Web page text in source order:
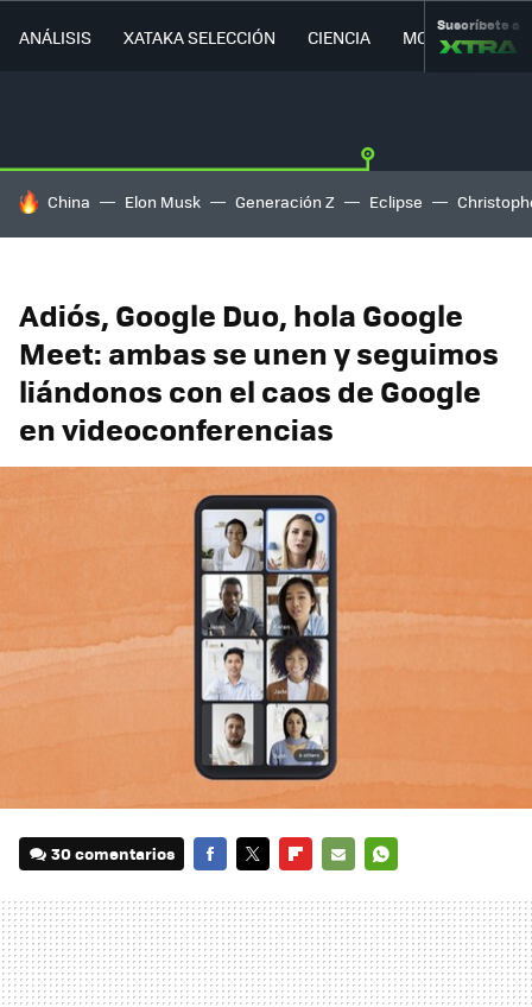
ANÁLISIS XATAKA SELECCIÓN CIENCIA MOVILIDAD
Suscríbete a
HOY SE HABLA DE
China Elon Musk Generación Z Eclipse
Adiós, Google Duo, hola Google
Meet: ambas se unen y seguimos
liándonos con el caos de Google
en videoconferencias
30 comentarios
MAIL